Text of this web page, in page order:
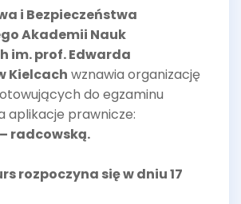
i Bezpieczeństwa
Akademii Nauk
im. prof. Edwarda
Kielcach wznawia organizację
do egzaminu
aplikacje prawnicze:
radcowską.
rozpoczyna się w dniu 17